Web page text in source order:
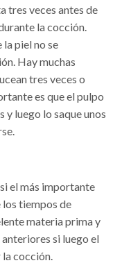
tres veces antes de
la cocción.
la piel no se
Hay muchas
tres veces o
es que el pulpo
y luego lo saque unos
el más importante
tiempos de
materia prima y
si luego el
la cocción.